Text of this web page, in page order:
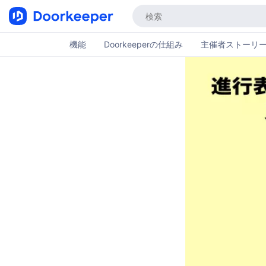
機能 Doorkeeperの仕組み 主催者ストーリ